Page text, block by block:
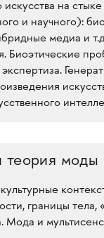
на стыке
и научного):
медиа и
Биоэтические
теория моды
границы тела,
Мода и